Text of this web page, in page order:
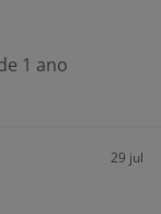
1 ano
29 jul